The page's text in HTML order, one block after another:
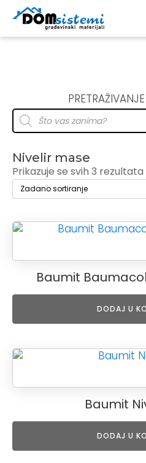
Products
search
Nivelir mase
Prikazuje se svih 3 rezultata
Baumit
DODAJ U
Baumit
DODAJ U